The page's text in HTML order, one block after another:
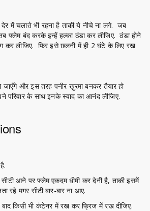
देर में चलाते भी रहना है ताकी ये नीचे ना लगे. जब
फ्लेम बंद करके इन्हें हल्का ठंडा कर लीजिए. ठंडा होने
कर लीजिए. फिर इसे छलनी में ही 2 घंटे के लिए रख
जाएँगे और इस तरह पनीर खुरमा बनकर तैयार हो
परिवार के साथ इनके स्वाद का आनंद लीजिए.
आने पर फ्लेम एकदम धीमी कर देनी है, ताकी इसमें
रहे मगर सीटी बार-बार ना आए.
बाद किसी भी कंटेनर में रख कर फ्रिज में रख दीजिए.